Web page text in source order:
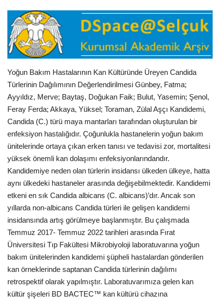
E-Devlet Sistemleri
Enerji
Tubitak
Teknoloji Kurumu
Teknoloji
Yazılım Dilleri
Makaleler
Programlar
Yazılımlar
Bilgiler
Veritabanı
Yoğun Bakım Hastalarının Kan Kültüründe Üreyen Candida
Türlerinin Dağılımının Değerlendirilmesi Günbey, Fatma;
Ayyıldız, Merve; Baytaş, Doğukan Faik; Bulut, Yasemin; Şenol,
Feray Ferda; Akkaya, Yüksel; Toraman, Zülal Aşçı Kandidemi,
Candida (C.) türü maya mantarları tarafından oluşturulan bir
enfeksiyon hastalığıdır. Çoğunlukla hastanelerin yoğun bakım
ünitelerinde ortaya çıkan erken tanısı ve tedavisi zor, mortalitesi
yüksek önemli kan dolaşımı enfeksiyonlarındandır.
Kandidemiye neden olan türlerin insidansı ülkeden ülkeye, hatta
aynı ülkedeki hastaneler arasında değişebilmektedir. Kandidemi
etkeni en sık Candida albicans (C. albicans)’dır. Ancak son
yıllarda non-albicans Candida türleri ile gelişen kandidemi
insidansında artış görülmeye başlanmıştır. Bu çalışmada
Temmuz 2017- Temmuz 2022 tarihleri arasında Fırat
Üniversitesi Tıp Fakültesi Mikrobiyoloji laboratuvarına yoğun
bakım ünitelerinden kandidemi şüpheli hastalardan gönderilen
kan örneklerinde saptanan Candida türlerinin dağılımı
retrospektif olarak yapılmıştır. Laboratuvarımıza gelen kan
kültür şişeleri BD BACTEC™ kan kültürü cihazına